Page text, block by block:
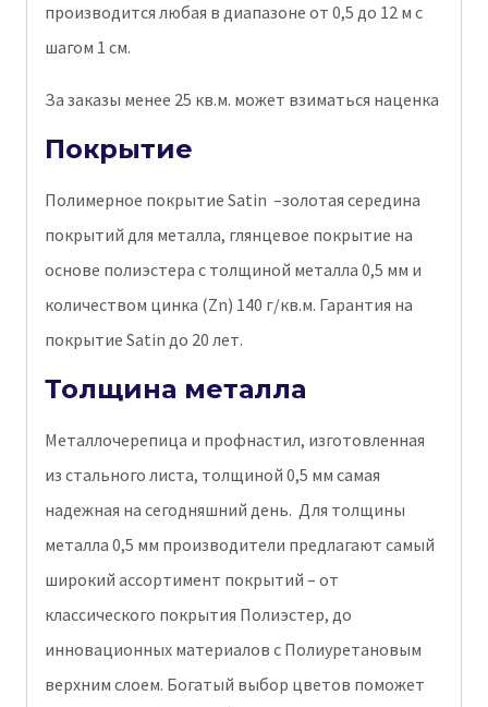
производится любая в диапазоне от 0,5 до 12 м с
шагом 1 см.
За заказы менее 25 кв.м. может взиматься наценка
Покрытие
Полимерное покрытие Satin –золотая середина
покрытий для металла, глянцевое покрытие на
основе полиэстера с толщиной металла 0,5 мм и
количеством цинка (Zn) 140 г/кв.м. Гарантия на
покрытие Satin до 20 лет.
Толщина металла
Металлочерепица и профнастил, изготовленная
из стального листа, толщиной 0,5 мм самая
надежная на сегодняшний день. Для толщины
металла 0,5 мм производители предлагают самый
широкий ассортимент покрытий – от
классического покрытия Полиэстер, до
инновационных материалов с Полиуретановым
верхним слоем. Богатый выбор цветов поможет